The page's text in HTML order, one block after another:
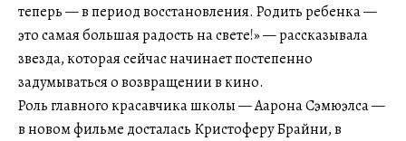
теперь — в период восстановления. Родить ребенка —
это самая большая радость на свете!» — рассказывала
звезда, которая сейчас начинает постепенно
задумываться о возвращении в кино.
Роль главного красавчика школы — Аарона Сэмюэлса —
в новом фильме досталась Кристоферу Брайни, в